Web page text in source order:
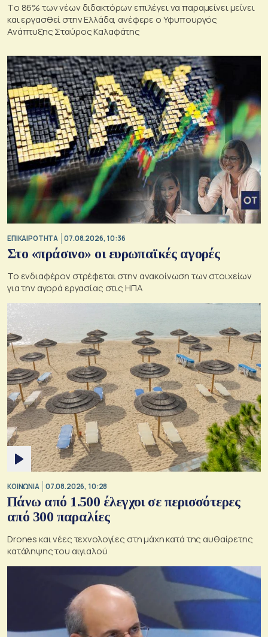
Tο 86% των νέων διδακτόρων επιλέγει να παραμείνει μείνει
και εργασθεί στην Ελλάδα, ανέφερε ο Υφυπουργός
Ανάπτυξης Σταύρος Καλαφάτης
ΕΠΙΚΑΙΡΟΤΗΤΑ 07.08.2026, 10:36
Στο «πράσινο» οι ευρωπαϊκές αγορές
Το ενδιαφέρον στρέφεται στην ανακοίνωση των στοιχείων
για την αγορά εργασίας στις ΗΠΑ
ΚΟΙΝΩΝΙΑ 07.08.2026, 10:28
Πάνω από 1.500 έλεγχοι σε περισσότερες
από 300 παραλίες
Drones και νέες τεχνολογίες στη μάχη κατά της αυθαίρετης
κατάληψης του αιγιαλού